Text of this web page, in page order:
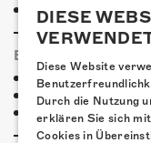
Weitere
ESSENSTIPPS
Pier 11
Restaurant Kreuz
Pittaria
DIESE
Diese Website
Durch die Nutzung
erklären Sie sich
Cookies in